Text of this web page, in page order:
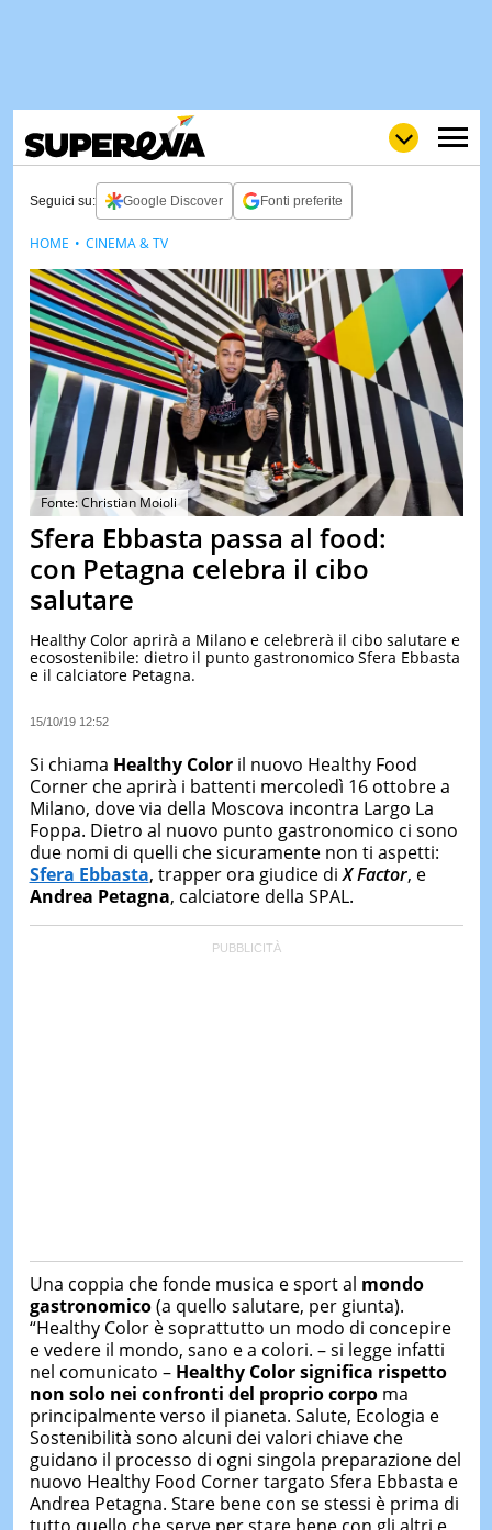
LOLGULPLOVE
WOW
POP
NEWS
STORIE
VIDEO
& TV
QUIZ
&
TEST
LE
DI
IERI
Seguici su: Google Discover Fonti preferite
Fonte: Christian Moioli
Sfera Ebbasta passa al food:
con Petagna celebra il cibo
salutare
Healthy Color aprirà a Milano e celebrerà il cibo salutare e
ecosostenibile: dietro il punto gastronomico Sfera Ebbasta
e il calciatore Petagna.
15/10/19 12:52
HOME CINEMA & TV
Si chiama Healthy Coloril nuovo Healthy Food
Corner che aprirà i battenti mercoledì 16 ottobre a
Milano, dove via della Moscova incontra Largo La
Foppa. Dietro al nuovo punto gastronomico ci sono
due nomi di quelli che sicuramente non ti aspetti:
Sfera Ebbasta, trapper ora giudice diX Factor, e
Andrea Petagna, calciatore della SPAL.
Una coppia che fonde musica e sport al mondo
gastronomico(a quello salutare, per giunta).
“Healthy Color è soprattutto un modo di concepire
e vedere il mondo, sano e a colori. – si legge infatti
nel comunicato – Healthy Color significa rispetto
non solo nei confronti del proprio corpoma
principalmente verso il pianeta. Salute, Ecologia e
Sostenibilità sono alcuni dei valori chiave che
guidano il processo di ogni singola preparazione del
nuovo Healthy Food Corner targato Sfera Ebbasta e
Andrea Petagna. Stare bene con se stessi è prima di
tutto quello che serve per stare bene con gli altri e